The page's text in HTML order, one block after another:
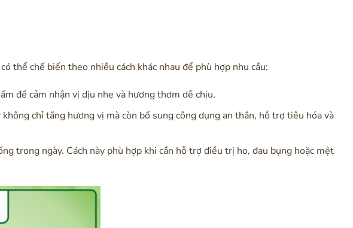
thể chế biến theo nhiều cách khác nhau để phù hợp nhu cầu:
để cảm nhận vị dịu nhẹ và hương thơm dễ chịu.
chỉ tăng hương vị mà còn bổ sung công dụng an thần, hỗ trợ tiêu hóa và
trong ngày. Cách này phù hợp khi cần hỗ trợ điều trị ho, đau bụng hoặc mệt